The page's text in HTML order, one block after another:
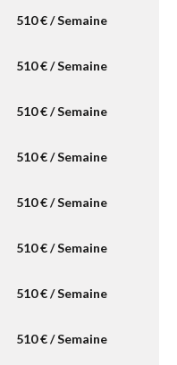
510 € / Semaine
510 € / Semaine
510 € / Semaine
510 € / Semaine
510 € / Semaine
510 € / Semaine
510 € / Semaine
510 € / Semaine